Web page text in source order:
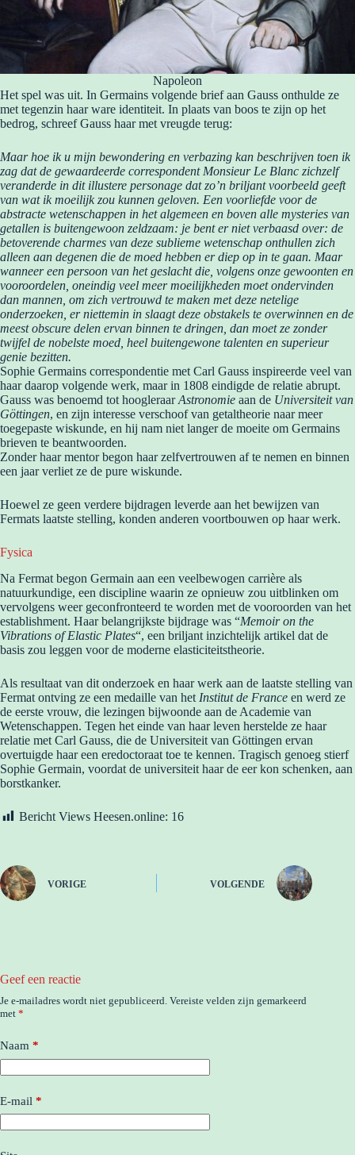
Napoleon
Het spel was uit. In Germains volgende brief aan Gauss onthulde ze
met tegenzin haar ware identiteit. In plaats van boos te zijn op het
bedrog, schreef Gauss haar met vreugde terug:
Maar hoe ik u mijn bewondering en verbazing kan beschrijven toen ik
zag dat de gewaardeerde correspondent Monsieur Le Blanc zichzelf
veranderde in dit illustere personage dat zo’n briljant voorbeeld geeft
van wat ik moeilijk zou kunnen geloven. Een voorliefde voor de
abstracte wetenschappen in het algemeen en boven alle mysteries van
getallen is buitengewoon zeldzaam: je bent er niet verbaasd over: de
betoverende charmes van deze sublieme wetenschap onthullen zich
alleen aan degenen die de moed hebben er diep op in te gaan. Maar
wanneer een persoon van het geslacht die, volgens onze gewoonten en
vooroordelen, oneindig veel meer moeilijkheden moet ondervinden
dan mannen, om zich vertrouwd te maken met deze netelige
onderzoeken, er niettemin in slaagt deze obstakels te overwinnen en de
meest obscure delen ervan binnen te dringen, dan moet ze zonder
twijfel de nobelste moed, heel buitengewone talenten en superieur
genie bezitten.
Sophie Germains correspondentie met Carl Gauss inspireerde veel van
haar daarop volgende werk, maar in 1808 eindigde de relatie abrupt.
Gauss was benoemd tot hoogleraarAstronomie aan de Universiteit van
Göttingen, en zijn interesse verschoof van getaltheorie naar meer
toegepaste wiskunde, en hij nam niet langer de moeite om Germains
brieven te beantwoorden.
Zonder haar mentor begon haar zelfvertrouwen af te nemen en binnen
een jaar verliet ze de pure wiskunde.
Hoewel ze geen verdere bijdragen leverde aan het bewijzen van
Fermats laatste stelling, konden anderen voortbouwen op haar werk.
Fysica
Na Fermat begon Germain aan een veelbewogen carrière als
natuurkundige, een discipline waarin ze opnieuw zou uitblinken om
vervolgens weer geconfronteerd te worden met de vooroorden van het
establishment. Haar belangrijkste bijdrage was “Memoir on the
Vibrations of Elastic Plates“, een briljant inzichtelijk artikel dat de
basis zou leggen voor de moderne elasticiteitstheorie.
Als resultaat van dit onderzoek en haar werk aan de laatste stelling van
Fermat ontving ze een medaille van het Institut de France en werd ze
de eerste vrouw, die lezingen bijwoonde aan de Academie van
Wetenschappen. Tegen het einde van haar leven herstelde ze haar
relatie met Carl Gauss, die de Universiteit van Göttingen ervan
overtuigde haar een eredoctoraat toe te kennen. Tragisch genoeg stierf
Sophie Germain, voordat de universiteit haar de eer kon schenken, aan
borstkanker.
Bericht Views Heesen.online: 16
VORIGE VOLGENDE
Geef een reactie
Je e-mailadres wordt niet gepubliceerd. Vereiste velden zijn gemarkeerd
met *
Naam *
E-mail *